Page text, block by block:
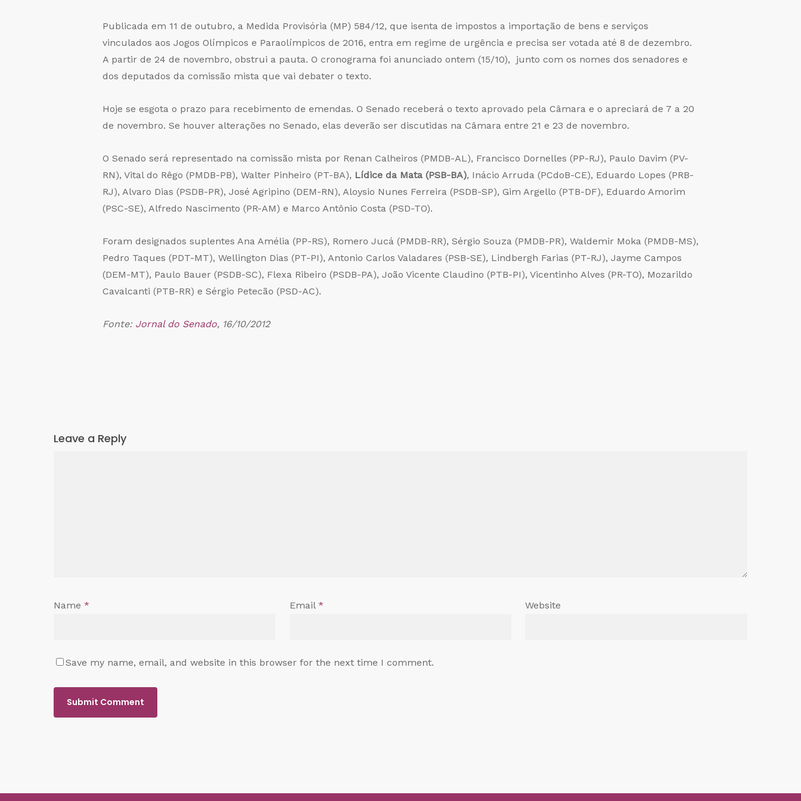
Publicada em 11 de outubro, a Medida Provisória (MP) 584/12, que isenta de impostos a importação de bens e serviços
vinculados aos Jogos Olímpicos e Paraolímpicos de 2016, entra em regime de urgência e precisa ser votada até 8 de dezembro.
A partir de 24 de novembro, obstrui a pauta. O cronograma foi anunciado ontem (15/10), junto com os nomes dos senadores e
dos deputados da comissão mista que vai debater o texto.
Hoje se esgota o prazo para recebimento de emendas. O Senado receberá o texto aprovado pela Câmara e o apreciará de 7 a 20
de novembro. Se houver alterações no Senado, elas deverão ser discutidas na Câmara entre 21 e 23 de novembro.
O Senado será representado na comissão mista por Renan Calheiros (PMDB-AL), Francisco Dornelles (PP-RJ), Paulo Davim (PV-
RN), Vital do Rêgo (PMDB-PB), Walter Pinheiro (PT-BA), Lídice da Mata (PSB-BA), Inácio Arruda (PCdoB-CE), Eduardo Lopes (PRB-
RJ), Alvaro Dias (PSDB-PR), José Agripino (DEM-RN), Aloysio Nunes Ferreira (PSDB-SP), Gim Argello (PTB-DF), Eduardo Amorim
(PSC-SE), Alfredo Nascimento (PR-AM) e Marco Antônio Costa (PSD-TO).
Foram designados suplentes Ana Amélia (PP-RS), Romero Jucá (PMDB-RR), Sérgio Souza (PMDB-PR), Waldemir Moka (PMDB-MS),
Pedro Taques (PDT-MT), Wellington Dias (PT-PI), Antonio Carlos Valadares (PSB-SE), Lindbergh Farias (PT-RJ), Jayme Campos
(DEM-MT), Paulo Bauer (PSDB-SC), Flexa Ribeiro (PSDB-PA), João Vicente Claudino (PTB-PI), Vicentinho Alves (PR-TO), Mozarildo
Cavalcanti (PTB-RR) e Sérgio Petecão (PSD-AC).
Fonte: Jornal do Senado, 16/10/2012
Leave a Reply
Name * Email * Website
Save my name, email, and website in this browser for the next time I comment.